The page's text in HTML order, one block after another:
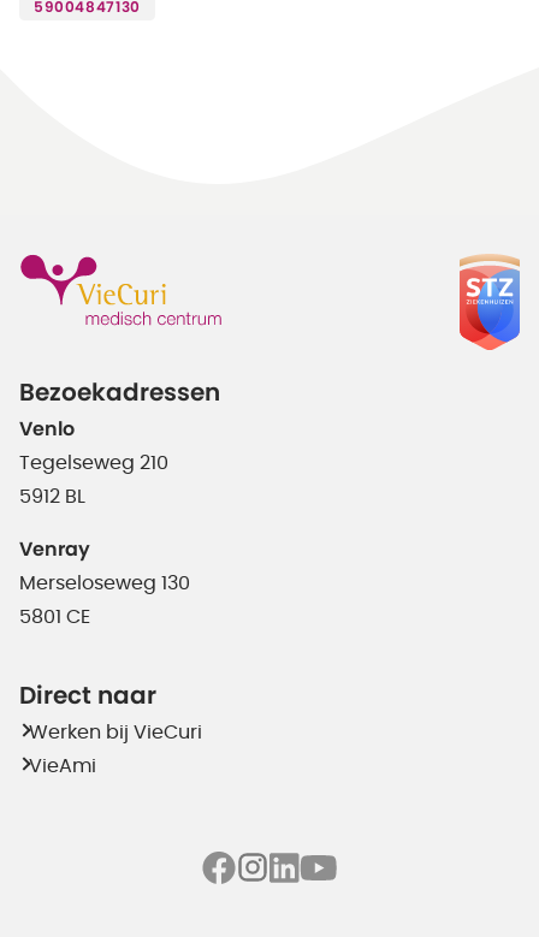
59004847130
Bezoekadressen
Venlo
Tegelseweg 210
5912 BL
Venray
Merseloseweg 130
5801 CE
Direct naar
Werken bij VieCuri
VieAmi